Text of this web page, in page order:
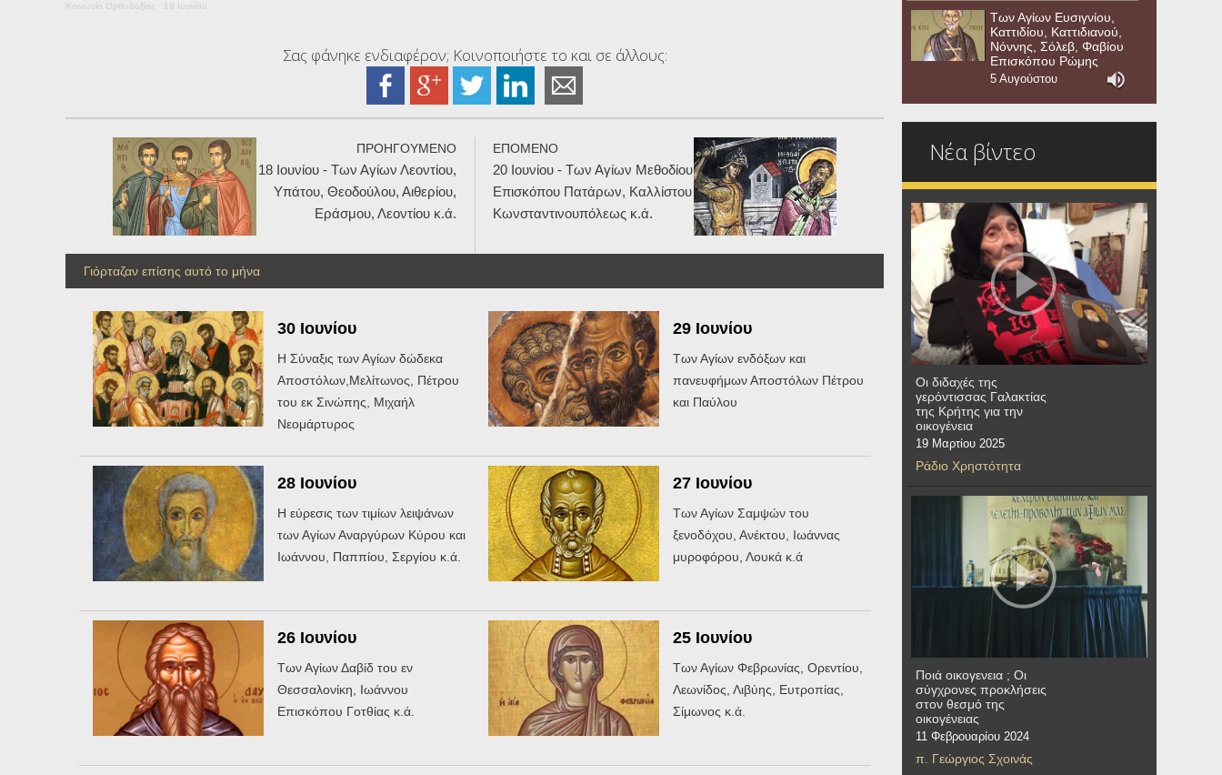
Κοινωνία Ορθοδοξίας · 19 Ιουνίου
Σας φάνηκε ενδιαφέρον; Κοινοποιήστε το και σε άλλους:
ΠΡΟΗΓΟΥΜΕΝΟ
18 Ιουνίου - Των Αγίων Λεοντίου,
Υπάτου, Θεοδούλου, Αιθερίου,
Εράσμου, Λεοντίου κ.ά.
ΕΠΟΜΕΝΟ
20 Ιουνίου - Των Αγίων Μεθοδίου
Επισκόπου Πατάρων, Καλλίστου
Κωνσταντινουπόλεως κ.ά.
Γιόρταζαν επίσης αυτό το μήνα
30 Ιουνίου
Η Σύναξις των Αγίων δώδεκα
Αποστόλων,Μελίτωνος, Πέτρου
του εκ Σινώπης, Μιχαήλ
Νεομάρτυρος
29 Ιουνίου
Των Αγίων ενδόξων και
πανευφήμων Αποστόλων Πέτρου
και Παύλου
28 Ιουνίου
Η εύρεσις των τιμίων λειψάνων
των Αγίων Αναργύρων Κύρου και
Ιωάννου, Παππίου, Σεργίου κ.ά.
27 Ιουνίου
Των Αγίων Σαμψών του
ξενοδόχου, Ανέκτου, Ιωάννας
μυροφόρου, Λουκά κ.ά
26 Ιουνίου
Των Αγίων Δαβίδ του εν
Θεσσαλονίκη, Ιωάννου
Επισκόπου Γοτθίας κ.ά.
25 Ιουνίου
Των Αγίων Φεβρωνίας, Ορεντίου,
Λεωνίδος, Λιβύης, Ευτροπίας,
Σίμωνος κ.ά.
Των Αγίων Ευσιγνίου,
Καττιδίου, Καττιδιανού,
Νόννης, Σόλεβ, Φαβίου
Επισκόπου Ρώμης
5 Αυγούστου
Νέα βίντεο
Οι διδαχές της
γερόντισσας Γαλακτίας
της Κρήτης για την
οικογένεια
19 Μαρτίου 2025
Ράδιο Χρηστότητα
Ποιά οικογενεια ; Οι
σύγχρονες προκλήσεις
στον θεσμό της
οικογένειας
11 Φεβρουαρίου 2024
π. Γεώργιος Σχοινάς